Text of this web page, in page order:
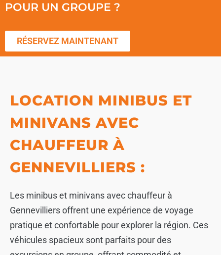
POUR UN GROUPE ?
RÉSERVEZ MAINTENANT
LOCATION MINIBUS ET
MINIVANS AVEC
CHAUFFEUR À
GENNEVILLIERS :
Les minibus et minivans avec chauffeur à
Gennevilliers offrent une expérience de voyage
pratique et confortable pour explorer la région. Ces
véhicules spacieux sont parfaits pour des